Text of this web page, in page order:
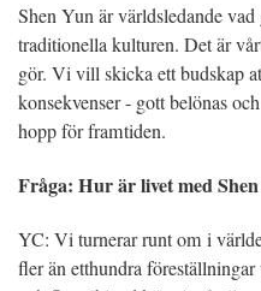
Shen Yun är världsledande
traditionella kulturen. Det är
gör. Vi vill skicka ett budskap
konsekvenser - gott belönas
hopp för framtiden.
Fråga: Hur är livet med
YC: Vi turnerar runt om i
fler än etthundra